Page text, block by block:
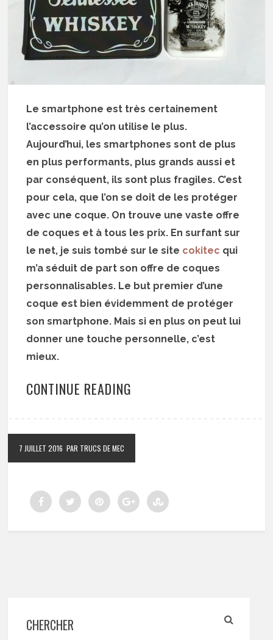
Le smartphone est très certainement
l’accessoire qu’on utilise le plus.
Aujourd’hui, les smartphones sont de plus
en plus performants, plus grands aussi et
par conséquent, ils sont plus fragiles. C’est
pour cela, que l’on se doit de les protéger
avec une coque. On trouve une vaste offre
de coques et à tous les prix. En surfant sur
le net, je suis tombé sur le site cokitec qui
m’a séduit de part son offre de coques
personnalisables. Le but premier d’une
coque est bien évidemment de protéger
son smartphone. Mais si en plus on peut lui
donner une touche personnelle, c’est
mieux.
CONTINUE READING
7 JUILLET 2016 PAR TRUCS DE MEC
CHERCHER